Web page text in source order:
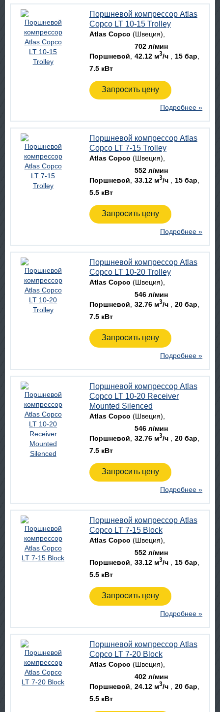
Поршневой компрессор Atlas
Copco LT 10-15 Trolley
Atlas Copco (Швеция)
Поршневой
702 л/мин
42.12 м3/ч
15 бар
7.5 кВт
Запросить цену
Подробнее »
Поршневой компрессор Atlas
Copco LT 7-15 Trolley
Atlas Copco (Швеция)
Поршневой
552 л/мин
33.12 м3/ч
15 бар
5.5 кВт
Запросить цену
Подробнее »
Поршневой компрессор Atlas
Copco LT 10-20 Trolley
Atlas Copco (Швеция)
Поршневой
546 л/мин
32.76 м3/ч
20 бар
7.5 кВт
Запросить цену
Подробнее »
Поршневой компрессор Atlas
Copco LT 10-20 Receiver
Mounted Silenced
Atlas Copco (Швеция)
Поршневой
546 л/мин
32.76 м3/ч
20 бар
7.5 кВт
Запросить цену
Подробнее »
Поршневой компрессор Atlas
Copco LT 7-15 Block
Atlas Copco (Швеция)
Поршневой
552 л/мин
33.12 м3/ч
15 бар
5.5 кВт
Запросить цену
Подробнее »
Поршневой компрессор Atlas
Copco LT 7-20 Block
Atlas Copco (Швеция)
Поршневой
402 л/мин
24.12 м3/ч
20 бар
5.5 кВт